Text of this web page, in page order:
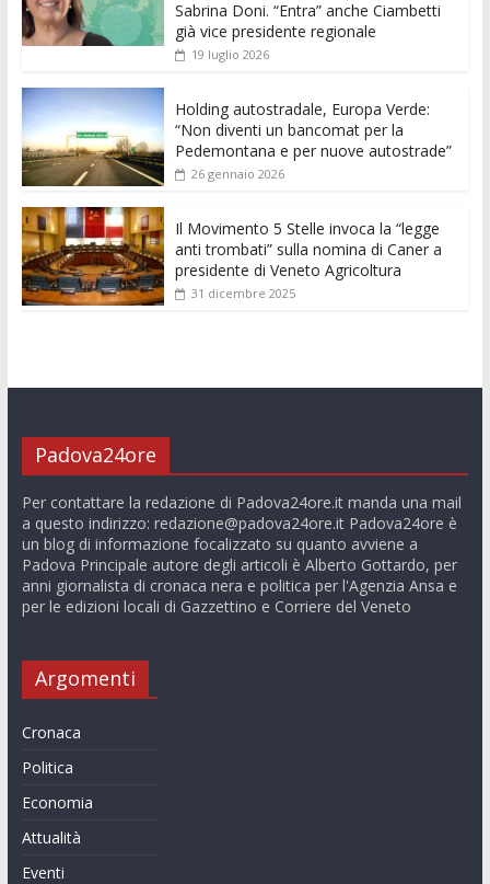
o
o
k
A
p
n
g
t dI vi
Sabrina Doni. “Entra” anche Ciambetti
già vice presidente regionale
19 luglio 2026
Holding autostradale, Europa Verde:
“Non diventi un bancomat per la
Pedemontana e per nuove autostrade”
26 gennaio 2026
Il Movimento 5 Stelle invoca la “legge
anti trombati” sulla nomina di Caner a
presidente di Veneto Agricoltura
31 dicembre 2025
Padova24ore
Per contattare la redazione di Padova24ore.it manda una mail
a questo indirizzo: redazione@padova24ore.itPadova24ore è
un blog di informazione focalizzato su quanto avviene a
Padova Principale autore degli articoli è Alberto Gottardo, per
anni giornalista di cronaca nera e politica per l'Agenzia Ansa e
per le edizioni locali di Gazzettino e Corriere del Veneto
Argomenti
Cronaca
Politica
Economia
Attualità
Eventi